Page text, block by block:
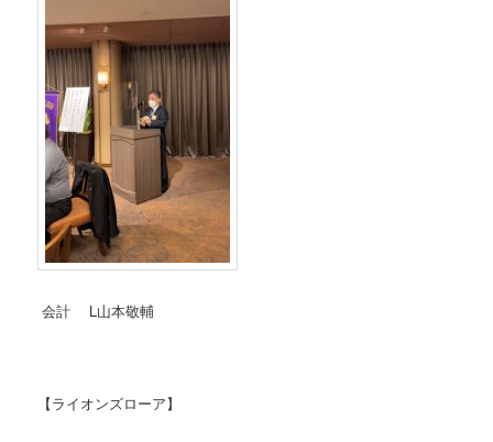
会計 L山本敬輔
【ライオンズローア】